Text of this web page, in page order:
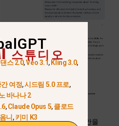
긴 글에서 더 매끄러운 초안을
스튜디오
스 2.0,Veo 3.1, Kling 3.0,
간 여정,시드림 5.0 프로,
바나나 2
,Claude Opus 5,클로드
니 ,키미 K3